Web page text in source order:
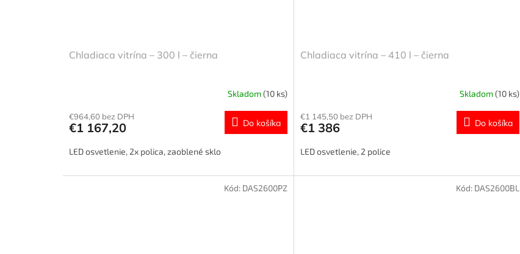
Chladiaca vitrína – 300 l – čierna
Skladom(10 ks)
€964,60 bez DPH
€1 167,20 Do košíka
LED osvetlenie, 2x polica, zaoblené sklo
Chladiaca vitrína – 410 l – čierna
Skladom(10 ks)
€1 145,50 bez DPH
€1 386 Do košíka
LED osvetlenie, 2 police
Kód: DAS2600PZ Kód: DAS2600BL